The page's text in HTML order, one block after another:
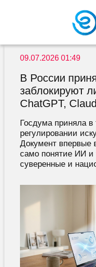
09.07.2026 01:49
В России
заблокируют
ChatGPT,
Госдума приняла в
регулировании
Документ впервые
само понятие ИИ и
суверенные и